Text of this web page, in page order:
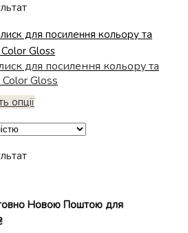
для посилення кольору та
Gloss
опціїЦей
має
можна
Новою Поштою для